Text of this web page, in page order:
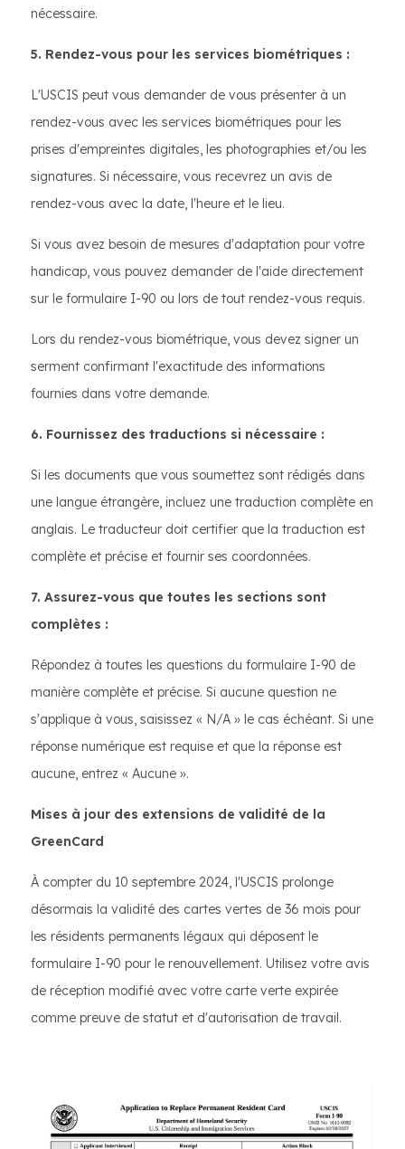
nécessaire.
5. Rendez-vous pour les services biométriques :
L'USCIS peut vous demander de vous présenter à un
rendez-vous avec les services biométriques pour les
prises d'empreintes digitales, les photographies et/ou les
signatures. Si nécessaire, vous recevrez un avis de
rendez-vous avec la date, l'heure et le lieu.
Si vous avez besoin de mesures d'adaptation pour votre
handicap, vous pouvez demander de l'aide directement
sur le formulaire I-90 ou lors de tout rendez-vous requis.
Lors du rendez-vous biométrique, vous devez signer un
serment confirmant l'exactitude des informations
fournies dans votre demande.
6. Fournissez des traductions si nécessaire :
Si les documents que vous soumettez sont rédigés dans
une langue étrangère, incluez une traduction complète en
anglais. Le traducteur doit certifier que la traduction est
complète et précise et fournir ses coordonnées.
7. Assurez-vous que toutes les sections sont
complètes :
Répondez à toutes les questions du formulaire I-90 de
manière complète et précise. Si aucune question ne
s'applique à vous, saisissez « N/A » le cas échéant. Si une
réponse numérique est requise et que la réponse est
aucune, entrez « Aucune ».
Mises à jour des extensions de validité de la
GreenCard
À compter du 10 septembre 2024, l'USCIS prolonge
désormais la validité des cartes vertes de 36 mois pour
les résidents permanents légaux qui déposent le
formulaire I-90 pour le renouvellement. Utilisez votre avis
de réception modifié avec votre carte verte expirée
comme preuve de statut et d'autorisation de travail.